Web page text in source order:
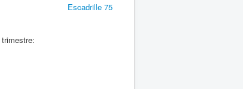
trimestre:
Escadrille 75